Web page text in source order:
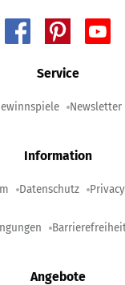
Service
Newsletter
Information
Datenschutz
Angebote